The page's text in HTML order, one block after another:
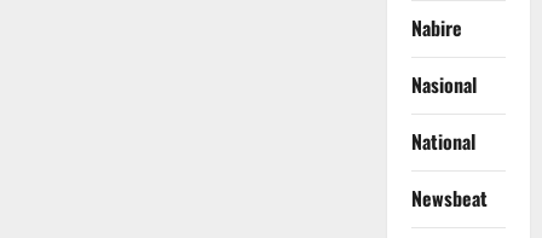
Nabire
Nasional
National
Newsbeat